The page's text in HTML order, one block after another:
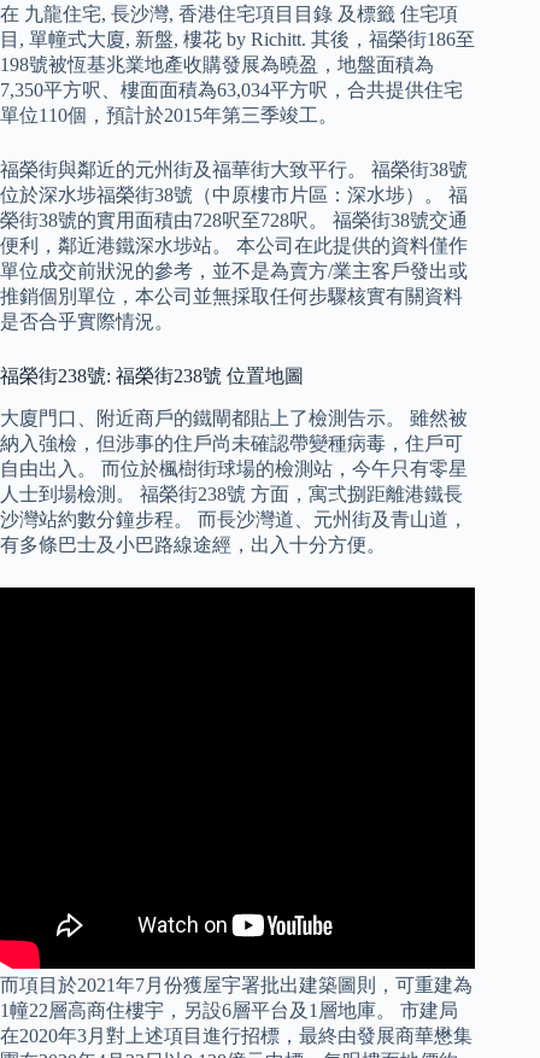
在 九龍住宅, 長沙灣, 香港住宅項目目錄 及標籤 住宅項
目, 單幢式大廈, 新盤, 樓花 by Richitt. 其後，福榮街186至
198號被恆基兆業地產收購發展為曉盈，地盤面積為
7,350平方呎、樓面面積為63,034平方呎，合共提供住宅
單位110個，預計於2015年第三季竣工。
福榮街與鄰近的元州街及福華街大致平行。 福榮街38號
位於深水埗福榮街38號（中原樓市片區：深水埗）。 福
榮街38號的實用面積由728呎至728呎。 福榮街38號交通
便利，鄰近港鐵深水埗站。 本公司在此提供的資料僅作
單位成交前狀況的參考，並不是為賣方/業主客戶發出或
推銷個別單位，本公司並無採取任何步驟核實有關資料
是否合乎實際情況。
福榮街238號: 福榮街238號 位置地圖
大廈門口、附近商戶的鐵閘都貼上了檢測告示。 雖然被
納入強檢，但涉事的住戶尚未確認帶變種病毒，住戶可
自由出入。 而位於楓樹街球場的檢測站，今午只有零星
人士到場檢測。 福榮街238號 方面，寓弍捌距離港鐵長
沙灣站約數分鐘步程。 而長沙灣道、元州街及青山道，
有多條巴士及小巴路線途經，出入十分方便。
而項目於2021年7月份獲屋宇署批出建築圖則，可重建為
1幢22層高商住樓宇，另設6層平台及1層地庫。 市建局
在2020年3月對上述項目進行招標，最終由發展商華懋集